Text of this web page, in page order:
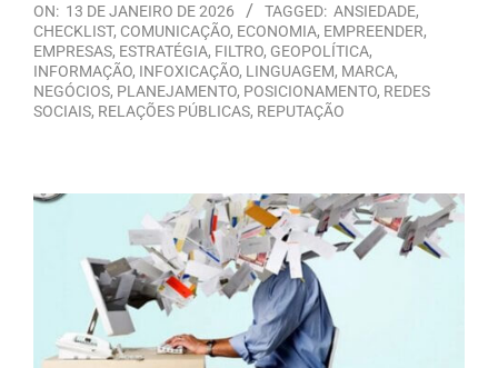
ON: 13 DE JANEIRO DE 2026 TAGGED: ANSIEDADE,
CHECKLIST, COMUNICAÇÃO, ECONOMIA, EMPREENDER,
EMPRESAS, ESTRATÉGIA, FILTRO, GEOPOLÍTICA,
INFORMAÇÃO, INFOXICAÇÃO, LINGUAGEM, MARCA,
NEGÓCIOS, PLANEJAMENTO, POSICIONAMENTO, REDES
SOCIAIS, RELAÇÕES PÚBLICAS, REPUTAÇÃO